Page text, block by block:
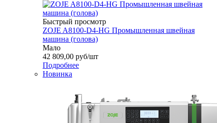
Быстрый просмотр
ZOJE A8100-D4-HG Промышленная швейная
машина (голова)
Мало
42 809,00 руб/шт
Подробнее
Новинка